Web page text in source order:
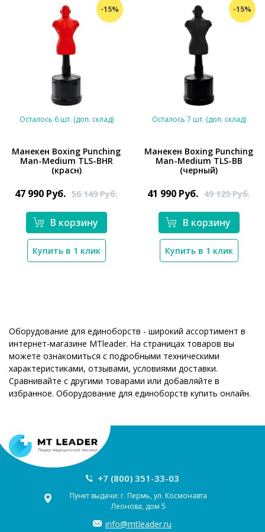
-15%
*}
Осталось 6 шт. (доп. склад)
Манекен Boxing Punching
Man-Medium TLS-BHR
(красн)
47 990 Руб. 56 149Руб.
В корзину
Купить в 1 клик
-15%
*}
Осталось 7 шт. (доп. склад)
Манекен Boxing Punching
Man-Medium TLS-BB
(черный)
41 990 Руб. 49 129Руб.
В корзину
Купить в 1 клик
Оборудование для единоборств - широкий ассортимент в
интернет-магазине MTleader. На страницах товаров вы
можете ознакомиться с подробными техническими
характеристиками, отзывами, условиями доставки.
Сравнивайте с другими товарами или добавляйте в
избранное. Оборудование для единоборств купить онлайн.
+7 (800) 351-33-03
Пункт выдачи: г. Пермь, ул. Космонавта
Леонова, дом 5
info@mtleader.ru